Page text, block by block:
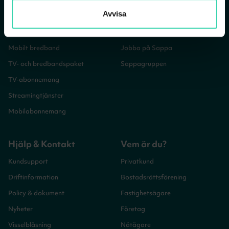
Avvisa
Bredband via fiber
Mobilt bredband
TV- och bredbandspaket
TV-abonnemang
Streamingtjänster
Mobilabonnemang
Vår verksamhet
Vår historia
Jobba på Sappa
Sappagruppen
Hjälp & Kontakt
Kundsupport
Driftinformation
Policy & dokument
Nyheter
Visselblåsning
Vem är du?
Privatkund
Bostadsrättsförening
Fastighetsägare
Företag
Nätägare